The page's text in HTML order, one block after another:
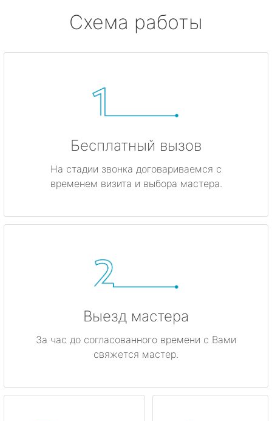
Схема работы
Бесплатный вызов
На стадии звонка договариваемся с
временем визита и выбора мастера.
Выезд мастера
За час до согласованного времени с Вами
свяжется мастер.